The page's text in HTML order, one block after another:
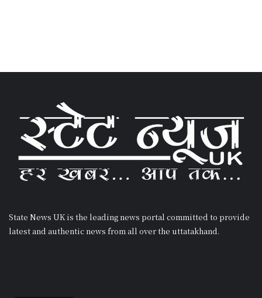
State News UK is the leading news portal committed to provide
latest and authentic news from all over the uttatakhand.